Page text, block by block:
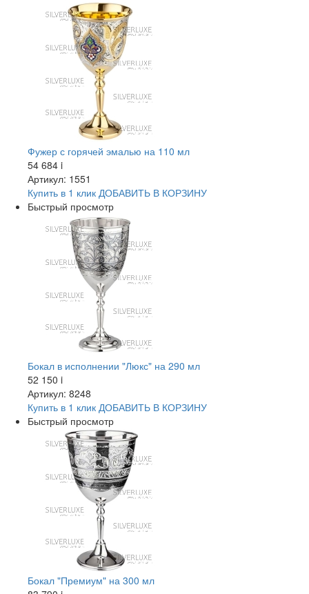
Фужер с горячей эмалью на 110 мл
54 684 i
Артикул: 1551
Купить в 1 клик ДОБАВИТЬ В КОРЗИНУ
Быстрый просмотр
Бокал в исполнении "Люкс" на 290 мл
52 150 i
Артикул: 8248
Купить в 1 клик ДОБАВИТЬ В КОРЗИНУ
Быстрый просмотр
Бокал "Премиум" на 300 мл